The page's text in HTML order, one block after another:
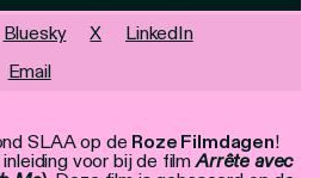
SLAA op de Roze Filmdagen!
voor bij de filmArrête avec
Bluesky X
LinkedIn
Email